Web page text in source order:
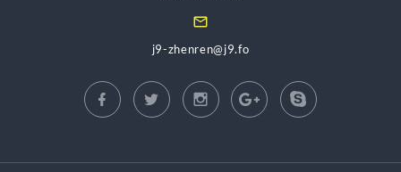
j9-zhenren@j9.fo